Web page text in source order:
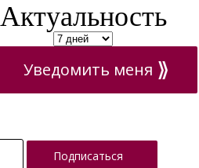
Актуальность
Купить в 1 клик
Подписаться